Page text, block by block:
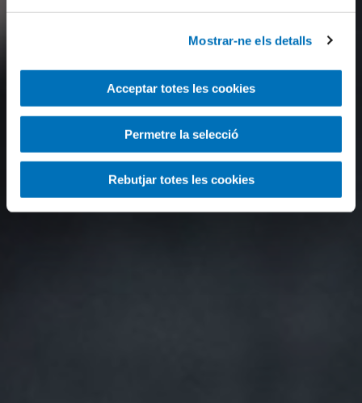
Mostrar-ne els detalls
Acceptar totes les cookies
Permetre la selecció
Rebutjar totes les cookies